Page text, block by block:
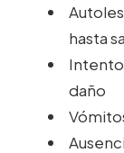
hasta
daño